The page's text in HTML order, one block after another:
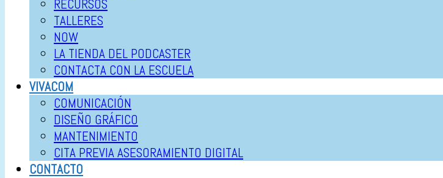
RECURSOS
TALLERES
NOW
LA TIENDA DEL PODCASTER
CONTACTA CON LA ESCUELA
VIVACOM
COMUNICACIÓN
DISEÑO GRÁFICO
MANTENIMIENTO
CITA PREVIA ASESORAMIENTO DIGITAL
CONTACTO